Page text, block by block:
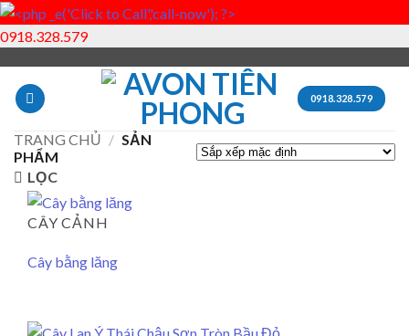
0918.328.579
0918.328.579
TRANG CHỦ / SẢN
PHẨM
LỌC
CÂY CẢNH
Cây bằng lăng